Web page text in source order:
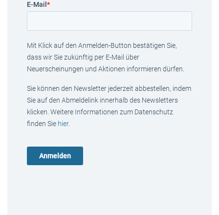
E-Mail *
Mit Klick auf den Anmelden-Button bestätigen Sie,
dass wir Sie zukünftig per E-Mail über
Neuerscheinungen und Aktionen informieren dürfen.
Sie können den Newsletter jederzeit abbestellen, indem
Sie auf den Abmeldelink innerhalb des Newsletters
klicken. Weitere Informationen zum Datenschutz
finden Sie hier.